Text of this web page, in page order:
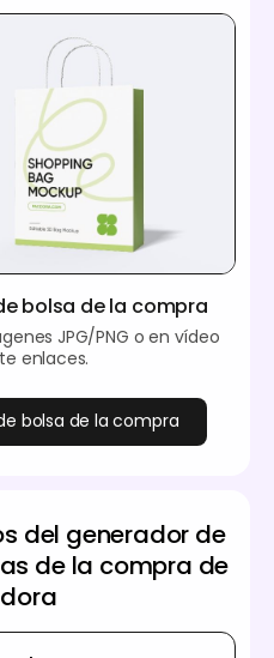
bolsa de la compra
JPG/PNG o en vídeo
enlaces.
bolsa de la compra
del generador de
de la compra de